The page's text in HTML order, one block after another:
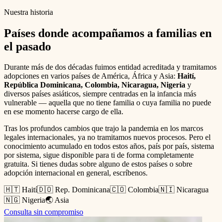
Nuestra historia
Países donde acompañamos a familias en
el pasado
Durante más de dos décadas fuimos entidad acreditada y tramitamos
adopciones en varios países de América, África y Asia: Haití,
República Dominicana, Colombia, Nicaragua, Nigeria y
diversos países asiáticos, siempre centradas en la infancia más
vulnerable — aquella que no tiene familia o cuya familia no puede
en ese momento hacerse cargo de ella.
Tras los profundos cambios que trajo la pandemia en los marcos
legales internacionales, ya no tramitamos nuevos procesos. Pero el
conocimiento acumulado en todos estos años, país por país, sistema
por sistema, sigue disponible para ti de forma completamente
gratuita. Si tienes dudas sobre alguno de estos países o sobre
adopción internacional en general, escríbenos.
🇭🇹 Haití🇩🇴 Rep. Dominicana🇨🇴 Colombia🇳🇮 Nicaragua
🇳🇬 Nigeria🌏 Asia
Consulta sin compromiso